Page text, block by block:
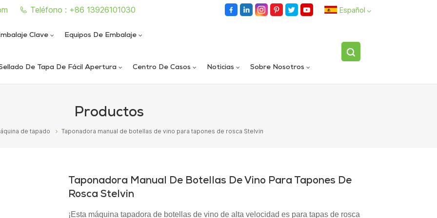
Teléfono : +86 13926101030 Español
Clave Equipos De Embalaje
De Tapa De Fácil Apertura Centro De Casos Noticias Sobre Nosotros
Productos
de tapado Taponadora manual de botellas de vino para tapones de rosca Stelvin
Taponadora Manual De Botellas De Vino Para Tapones De
Rosca Stelvin
¡Esta máquina tapadora de botellas de vino de alta velocidad es para tapas de rosca